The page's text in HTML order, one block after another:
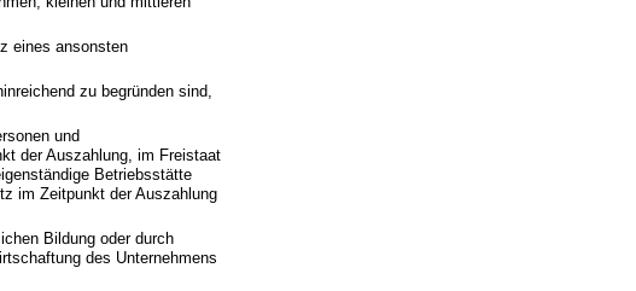
eines ansonsten
zu begründen sind,
und
der Auszahlung, im Freistaat
Betriebsstätte
im Zeitpunkt der Auszahlung
Bildung oder durch
des Unternehmens